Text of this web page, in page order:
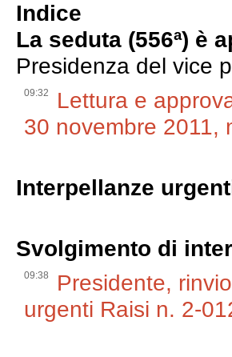
Indice
La seduta (556ª) è
Presidenza del vice
09:32
Lettura e
30 novembre 2011,
Interpellanze
Svolgimento di
09:38
Presidente,
urgenti Raisi n. 2-